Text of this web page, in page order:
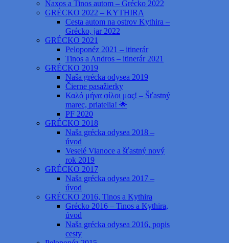
Naxos a Tinos autom – Grécko 2022
GRÉCKO 2022 – KYTHIRA
Cesta autom na ostrov Kythira –
Grécko, jar 2022
GRÉCKO 2021
Peloponéz 2021 – itinerár
Tinos a Andros – itinerár 2021
GRÉCKO 2019
Naša grécka odysea 2019
Čierne pasažierky
Καλό μήνα φίλοι μας! – Šťastný
marec, priatelia! 🌟
PF 2020
GRÉCKO 2018
Naša grécka odysea 2018 –
úvod
Veselé Vianoce a šťastný nový
rok 2019
GRÉCKO 2017
Naša grécka odysea 2017 –
úvod
GRÉCKO 2016, Tinos a Kythira
Grécko 2016 – Tinos a Kythira,
úvod
Naša grécka odysea 2016, popis
cesty